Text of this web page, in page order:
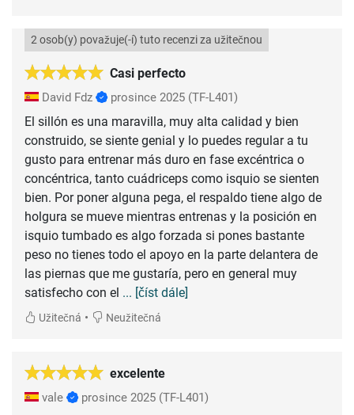
Casi perfecto
2 osob(y) považuje(-í) tuto recenzi za užitečnou
David Fdz prosince 2025 (TF-L401)
El sillón es una maravilla, muy alta calidad y bien
construido, se siente genial y lo puedes regular a tu
gusto para entrenar más duro en fase excéntrica o
concéntrica, tanto cuádriceps como isquio se sienten
bien. Por poner alguna pega, el respaldo tiene algo de
holgura se mueve mientras entrenas y la posición en
isquio tumbado es algo forzada si pones bastante
peso no tienes todo el apoyo en la parte delantera de
las piernas que me gustaría, pero en general muy
satisfecho con el ... [číst dále]
Užitečná • Neužitečná
excelente
vale prosince 2025 (TF-L401)